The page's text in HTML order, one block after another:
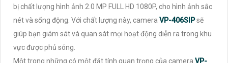
bị chất lượng hình ảnh 2.0 MP FULL HD 1080P, cho hình ảnh sắc
nét và sống động. Với chất lượng này, camera VP-406SIPsẽ
giúp bạn giám sát và quan sát mọi hoạt động diễn ra trong khu
vực được phủ sóng.
Một trong những có một đặt tính quan trọng của camera VP-